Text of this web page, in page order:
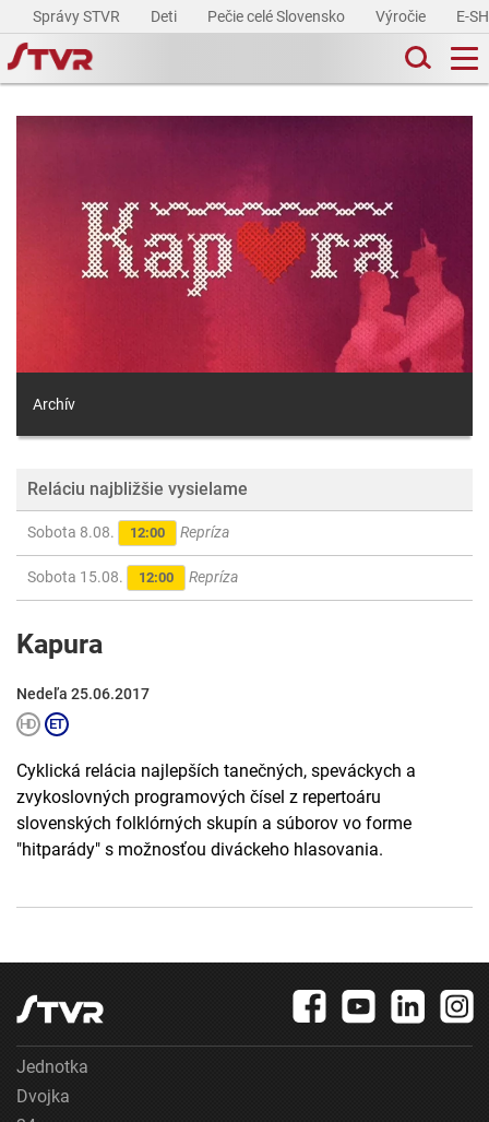
Správy STVR Deti Pečie celé Slovensko Výročie E-
Archív
Reláciu najbližšie vysielame
Sobota 8.08. 12:00 Repríza
Sobota 15.08. 12:00 Repríza
Kapura
Nedeľa 25.06.2017
Cyklická relácia najlepších tanečných, speváckych a
zvykoslovných programových čísel z repertoáru
slovenských folklórných skupín a súborov vo forme
"hitparády" s možnosťou diváckeho hlasovania.
Jednotka
Dvojka